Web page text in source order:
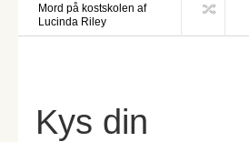
Mord på kostskolen af
Lucinda Riley
Kys din